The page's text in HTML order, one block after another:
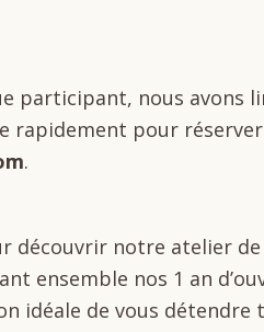
participant, nous avons
rapidement pour
.
notre atelier
ensemble nos 1 an
idéale de vous